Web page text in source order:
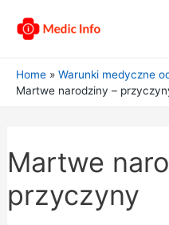
Home Warunki medyczne
Martwe narodziny –
Martwe
przyczyny